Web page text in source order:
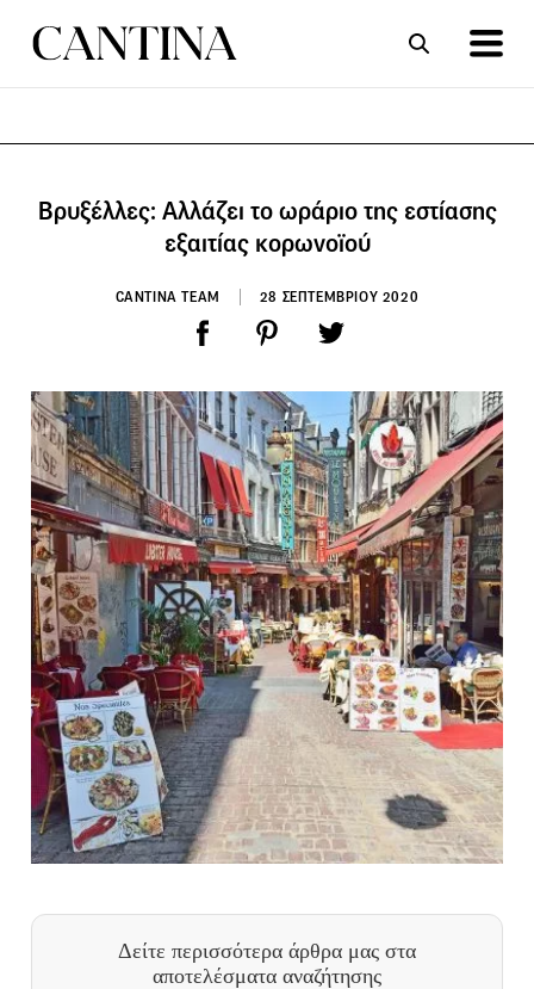
Βρυξέλλες: Αλλάζει το ωράριο της εστίασης
εξαιτίας κορωνοϊού
CANTINA TEAM 28 ΣΕΠΤΕΜΒΡΙΟΥ 2020
Δείτε περισσότερα άρθρα μας στα
αποτελέσματα αναζήτησης